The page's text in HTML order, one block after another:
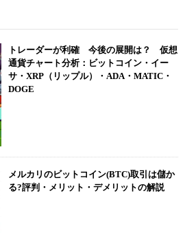
トレーダーが利確 今後の展開は？ 仮想
通貨チャート分析：ビットコイン・イー
サ・XRP（リップル）・ADA・MATIC・
DOGE
メルカリのビットコイン(BTC)取引は儲か
る?評判・メリット・デメリットの解説